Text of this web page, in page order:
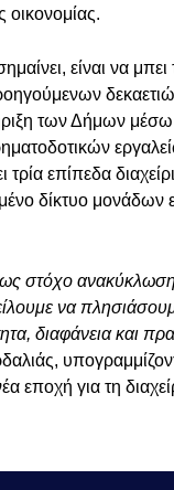
οικονομίας.
είναι να μπει
των Δήμων
τρία επίπεδα
δίκτυο μονάδων
στόχο
να
διαφάνεια και
εποχή για τη